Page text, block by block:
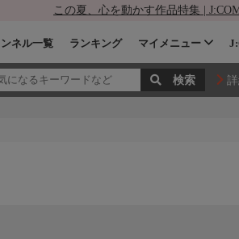
この夏、心を動かす作品特集 |
ネル一覧 ランキング マイメニュー